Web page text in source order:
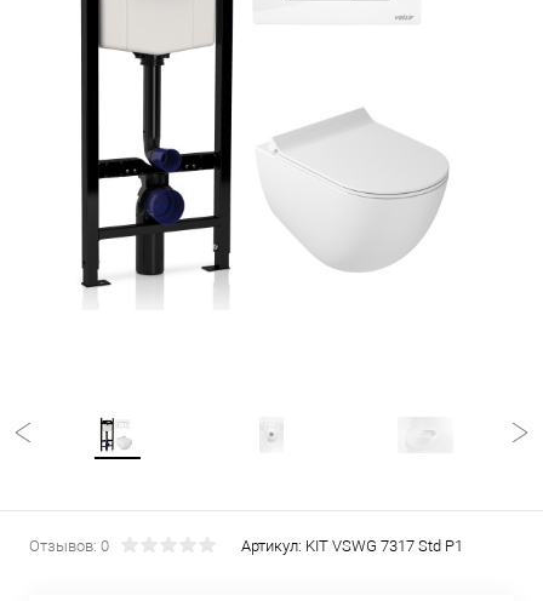
Отзывов: 0 Артикул: KIT VSWG 7317 Std P1